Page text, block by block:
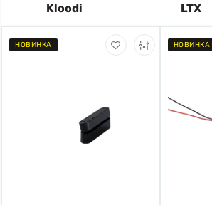
Kloodi LTX
НОВИНКА НОВИНКА